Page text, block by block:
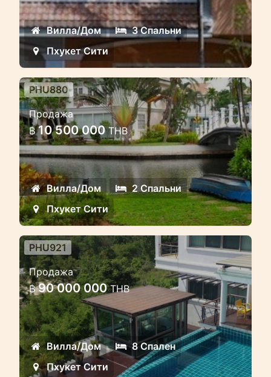
Чудесный 3 спальный таунхаус с 3мя
этажами расположен прямо у воды с
прямым доступом к вашей яхте
Вилла/Дом
3 Спальни
Пхукет Сити
2 спальный красивый дом у
воды в охраняемом комплексе
2 спальный красивый таунхаус
расположен прямо у воды
PHU880
Продажа
฿ 10 500 000THB
Вилла/Дом
2 Спальни
Пхукет Сити
Роскошная вилла с 8
спальнями и панорамным
видом на море и город
Уникальная 8 спальная вилла на
холме, с уникальным видом,
чытырех уровневая с красивым
садом.
PHU921
Продажа
฿ 90 000 000THB
Вилла/Дом
8 Спален
Пхукет Сити